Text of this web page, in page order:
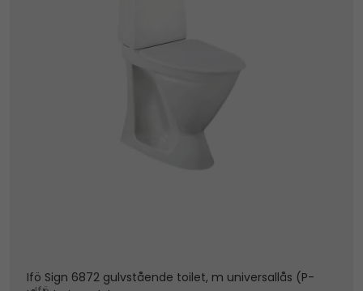
Ifö Sign 6872 gulvstående toilet, m universallås (P-